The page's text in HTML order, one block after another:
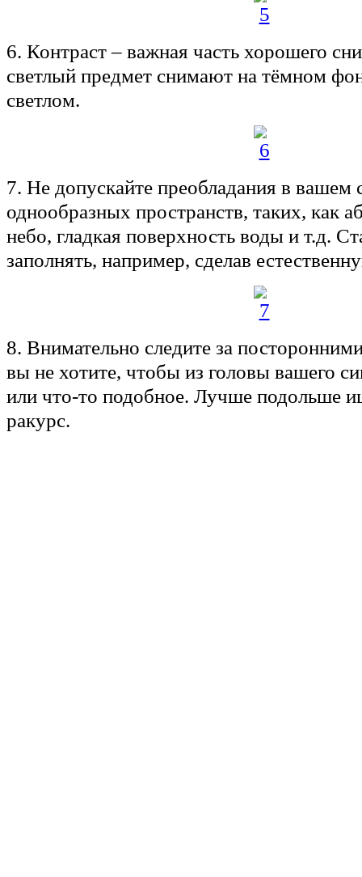
6. Контраст – важная часть хорошего
светлый предмет снимают на тёмном
светлом.
7. Не допускайте преобладания в вашем
однообразных пространств, таких, как
небо, гладкая поверхность воды и т.д.
заполнять, например, сделав
8. Внимательно следите за
вы не хотите, чтобы из головы вашего
или что-то подобное. Лучше подольше
ракурс.